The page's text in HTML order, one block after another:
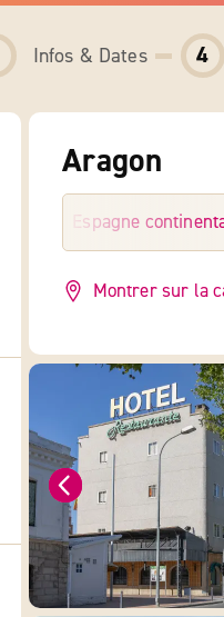
Infos & Dates 4
Aragon
Espagne
Montrer sur la